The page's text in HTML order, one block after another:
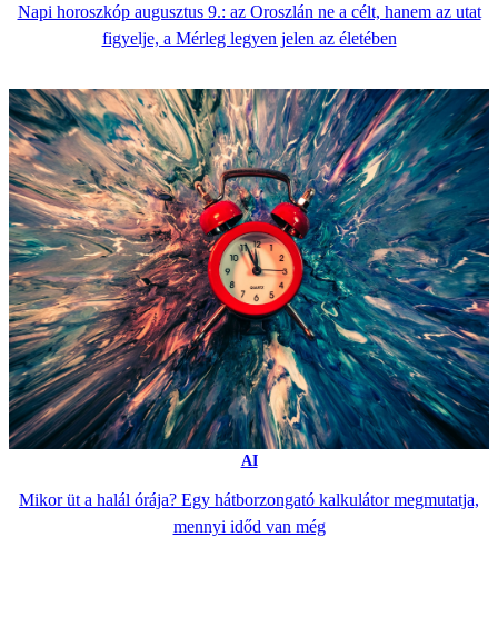
Napi horoszkóp augusztus 9.: az Oroszlán ne a célt, hanem az utat
figyelje, a Mérleg legyen jelen az életében
AI
Mikor üt a halál órája? Egy hátborzongató kalkulátor megmutatja,
mennyi időd van még